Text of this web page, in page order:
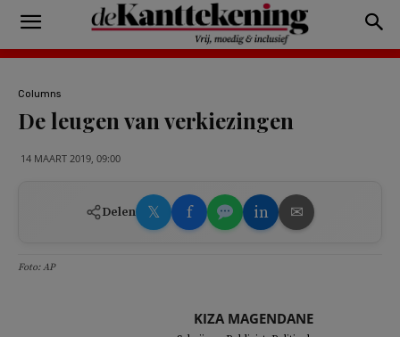
Columns
De leugen van verkiezingen
14 MAART 2019, 09:00
Delen 𝕏 f in ✉
Foto: AP
KIZA MAGENDANE